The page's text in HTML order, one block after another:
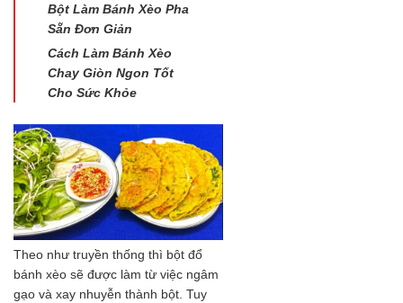
Bột Làm Bánh Xèo Pha
Sẵn Đơn Giản
Cách Làm Bánh Xèo
Chay Giòn Ngon Tốt
Cho Sức Khỏe
Theo như truyền thống thì bột đổ
bánh xèo sẽ được làm từ việc ngâm
gạo và xay nhuyễn thành bột. Tuy